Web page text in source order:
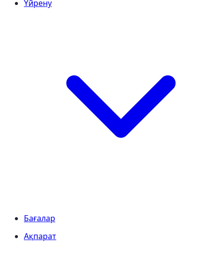
Үйрену
Бағалар
Ақпарат